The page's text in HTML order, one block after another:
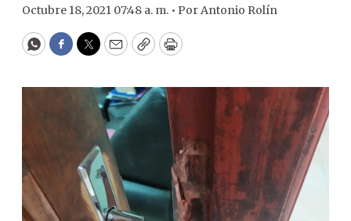
Octubre 18, 2021 07:48 a. m. • PorAntonio Rolín
WhatsApp
Facebook
Twitter
EmailCopyPrint